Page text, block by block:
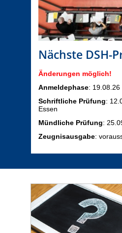
Nächste DSH-
Änderungen möglich!
Anmeldephase:
Schriftliche Prüfung:
Essen
Mündliche Prüfung:
Zeugnisausgabe: